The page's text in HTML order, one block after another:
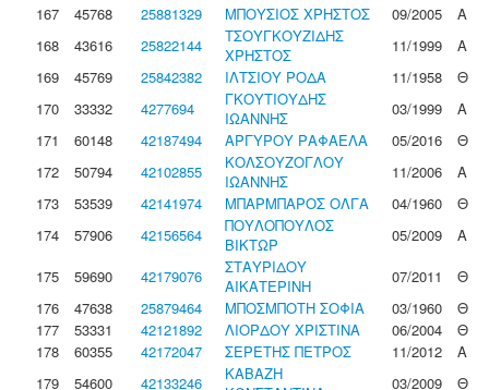
167
45768 25881329 ΜΠΟΥΣΙΟΣ ΧΡΗΣΤΟΣ 09/2005
Α
168
43616 25822144
ΤΣΟΥΓΚΟΥΖΙΔΗΣ
ΧΡΗΣΤΟΣ
11/1999
Α
169
45769 25842382 ΙΛΤΣΙΟΥ ΡΟΔΑ 11/1958
Θ
170
33332 4277694
ΓΚΟΥΤΙΟΥΔΗΣ
ΙΩΑΝΝΗΣ
03/1999
Α
171
60148 42187494 ΑΡΓΥΡΟΥ ΡΑΦΑΕΛΑ 05/2016
Θ
172
50794 42102855
ΚΟΛΣΟΥΖΟΓΛΟΥ
ΙΩΑΝΝΗΣ
11/2006
Α
173
53539 42141974 ΜΠΑΡΜΠΑΡΟΣ ΟΛΓΑ 04/1960
Θ
174
57906 42156564
ΠΟΥΛΟΠΟΥΛΟΣ
ΒΙΚΤΩΡ
05/2009
Α
175
59690 42179076
ΣΤΑΥΡΙΔΟΥ
ΑΙΚΑΤΕΡΙΝΗ
07/2011
Θ
176
47638 25879464 ΜΠΟΣΜΠΟΤΗ ΣΟΦΙΑ 03/1960
Θ
177
53331 42121892 ΛΙΟΡΔΟΥ ΧΡΙΣΤΙΝΑ 06/2004
Θ
178
60355 42172047 ΣΕΡΕΤΗΣ ΠΕΤΡΟΣ 11/2012
Α
179
54600 42133246
ΚΑΒΑΖΗ
03/2009
Θ